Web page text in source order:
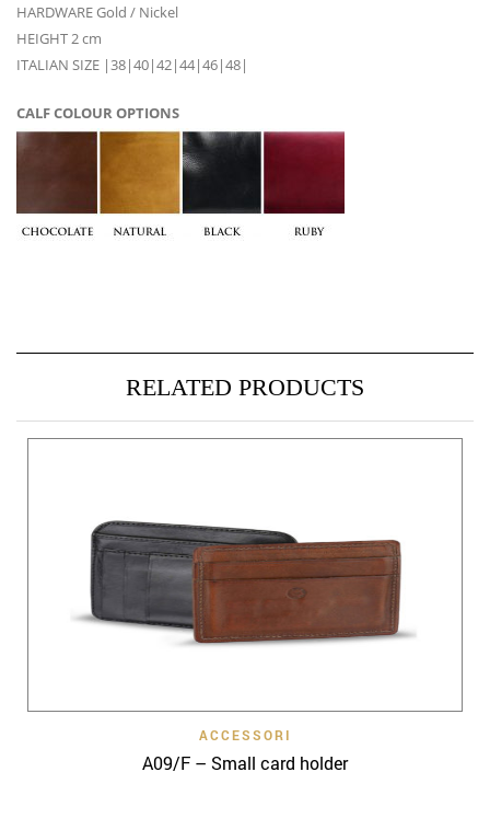
HARDWARE Gold / Nickel
HEIGHT 2 cm
ITALIAN SIZE |38|40|42|44|46|48|
CALF COLOUR OPTIONS
RELATED PRODUCTS
ACCESSORI
A09/F – Small card holder